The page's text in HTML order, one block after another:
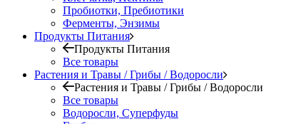
Пробиотки, Пребиотики
Ферменты, Энзимы
Продукты Питания
Продукты Питания
Все товары
Растения и Травы / Грибы / Водоросли
Растения и Травы / Грибы / Водоросли
Все товары
Водоросли, Суперфуды